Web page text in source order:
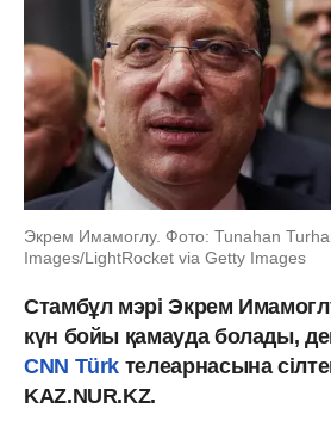
Экрем Имамоглу. Фото: Tunahan
Images/LightRocket via Getty Images
Стамбұл мэрі Экрем
күн бойы қамауда болады,
CNN Türk телеарнасына
KAZ.NUR.KZ.